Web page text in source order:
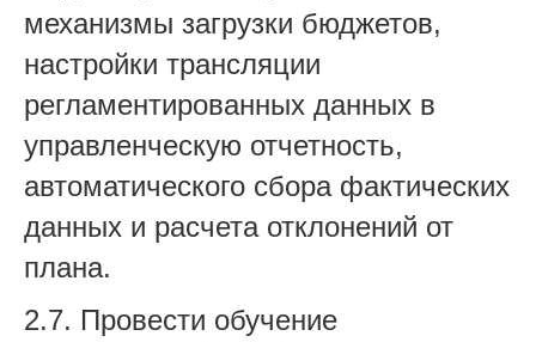
механизмы загрузки бюджетов,
настройки трансляции
регламентированных данных в
управленческую отчетность,
автоматического сбора фактических
данных и расчета отклонений от
плана.
2.7. Провести обучение